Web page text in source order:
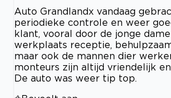
Auto Grandlandx vandaag
periodieke controle en weer
klant, vooral door de jonge
werkplaats receptie,
maar ook de mannen dier
monteurs zijn altijd vriendelijk
De auto was weer tip top.